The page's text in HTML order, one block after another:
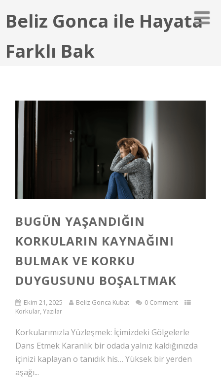
Beliz Gonca ile Hayata
Farklı Bak
BUGÜN YAŞANDIĞIN
KORKULARIN KAYNAĞINI
BULMAK VE KORKU
DUYGUSUNU BOŞALTMAK
Ekim 21, 2025 Beliz Gonca Kubat
0 Comment
Korkular,Yazılar
Korkularımızla Yüzleşmek: İçimizdeki Gölgelerle
Dans Etmek Karanlık bir odada yalnız kaldığınızda
içinizi kaplayan o tanıdık his… Yüksek bir yerden
aşağı...